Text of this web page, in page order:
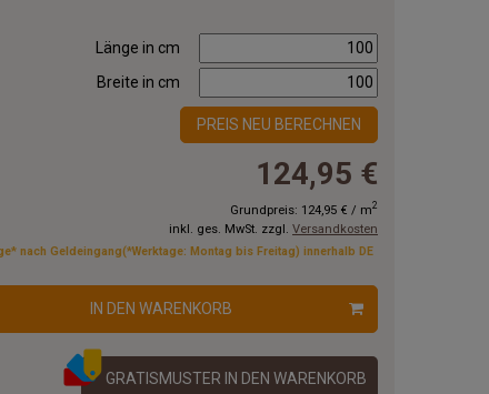
Länge in cm
Breite in cm
PREIS NEU BERECHNEN
124,95 €
Grundpreis: 124,95 € / m2
inkl. ges. MwSt. zzgl. Versandkosten
nach Geldeingang(*Werktage: Montag bis Freitag) innerhalb DE
IN DEN WARENKORB
GRATISMUSTER IN DEN WARENKORB